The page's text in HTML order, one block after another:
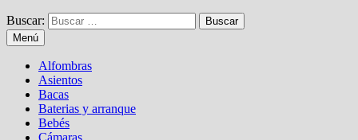
Buscar:
Menú
Alfombras
Asientos
Bacas
Baterias y arranque
Bebés
Cámaras